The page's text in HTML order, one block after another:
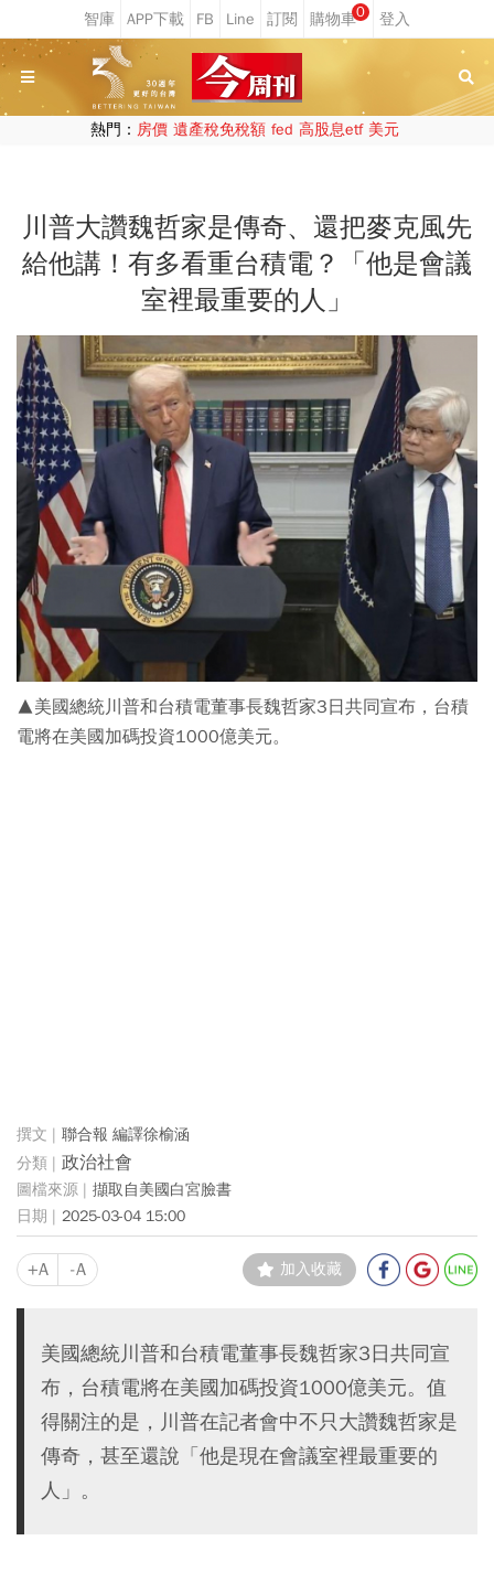
0
熱門： 房價 遺產稅免稅額 fed 高股息etf 美元
川普大讚魏哲家是傳奇、還把麥克風先
給他講！有多看重台積電？「他是會議
室裡最重要的人」
▲美國總統川普和台積電董事長魏哲家3日共同宣布，台積
電將在美國加碼投資1000億美元。
聯合報 編譯徐榆涵
政治社會
擷取自美國白宮臉書
2025-03-04 15:00
+A -A 加入收藏
美國總統川普和台積電董事長魏哲家3日共同宣
布，台積電將在美國加碼投資1000億美元。值
得關注的是，川普在記者會中不只大讚魏哲家是
傳奇，甚至還說「他是現在會議室裡最重要的
人」。